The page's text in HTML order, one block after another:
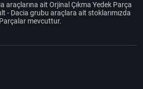
araçlarına ait Orjinal Çıkma Yedek Parça
- Dacia grubu araçlara ait stoklarımızda
mevcuttur.